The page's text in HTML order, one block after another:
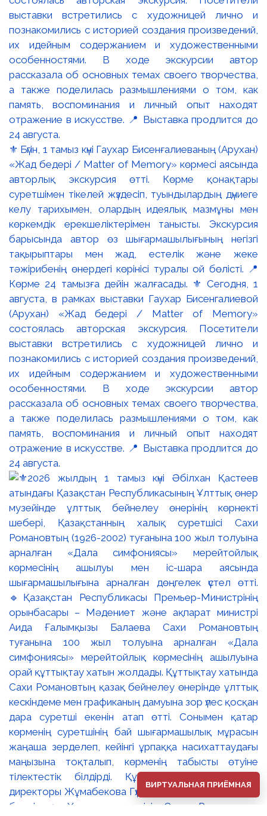
⚜️ Бүгін, 1 тамыз күні Гаухар Бисенғалиеваның (Арухан)
«Жад бедері / Matter of Memory» көрмесі аясында
авторлық экскурсия өтті. Көрме қонақтары
суретшімен тікелей жүздесіп, туындылардың дүниеге
келу тарихымен, олардың идеялық мазмұны мен
көркемдік ерекшеліктерімен танысты. Экскурсия
барысында автор өз шығармашылығының негізгі
тақырыптары мен жад, естелік және жеке
тәжірибенің өнердегі көрінісі туралы ой бөлісті. 📍
Көрме 24 тамызға дейін жалғасады. ⚜️ Сегодня, 1
августа, в рамках выставки Гаухар Бисенгалиевой
(Арухан) «Жад бедері / Matter of Memory»
состоялась авторская экскурсия. Посетители
выставки встретились с художницей лично и
познакомились с историей создания произведений,
их идейным содержанием и художественными
особенностями. В ходе экскурсии автор
рассказала об основных темах своего творчества,
а также поделилась размышлениями о том, как
память, воспоминания и личный опыт находят
отражение в искусстве. 📍 Выставка продлится до
24 августа.
ВИРТУАЛЬНАЯ ПРИЁМНАЯ